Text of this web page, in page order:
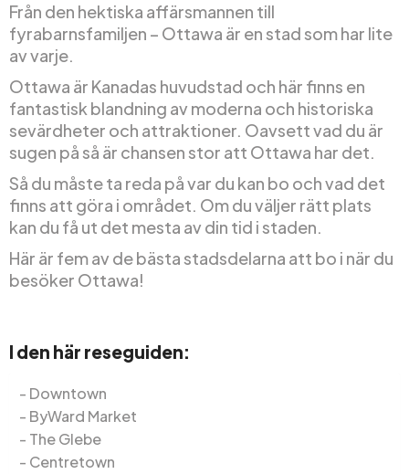
Från den hektiska affärsmannen till
fyrabarnsfamiljen – Ottawa är en stad som har lite
av varje.
Ottawa är Kanadas huvudstad och här finns en
fantastisk blandning av moderna och historiska
sevärdheter och attraktioner. Oavsett vad du är
sugen på så är chansen stor att Ottawa har det.
Så du måste ta reda på var du kan bo och vad det
finns att göra i området. Om du väljer rätt plats
kan du få ut det mesta av din tid i staden.
Här är fem av de bästa stadsdelarna att bo i när du
besöker Ottawa!
I den här reseguiden:
Downtown
ByWard Market
The Glebe
Centretown